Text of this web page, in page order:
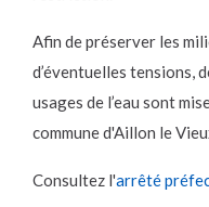
Afin de préserver les
d’éventuelles tensions,
usages de l’eau sont
commune d'Aillon le
Consultez l'arrêté